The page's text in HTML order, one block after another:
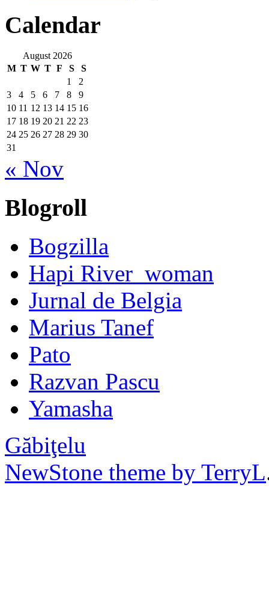
Calendar
August 2026
M T W T F S
S
1
2
3
4 5 6 7 8
9
10 11 12 13 14 15 16
17 18 19 20 21 22 23
24 25 26 27 28 29 30
31
« Nov
Blogroll
Bogzilla
Hapi River_woman
Jurnal de Belgia
Marius Tanef
Pato
Razvan Pascu
Yamasha
Găbiţelu
NewStone theme by TerryL